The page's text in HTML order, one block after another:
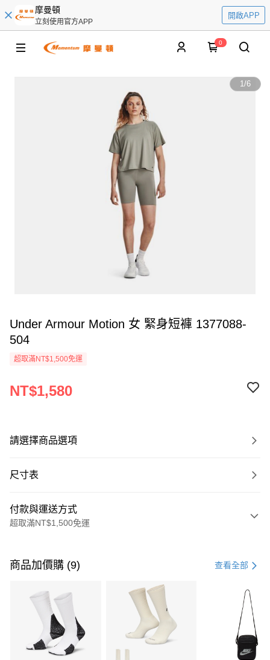
摩曼頓
立刻使用官方APP
開啟APP
0
1/6
Under Armour Motion 女 緊身短褲 1377088-
504
超取滿NT$1,500免運
NT$1,580
請選擇商品選項
尺寸表
付款與運送方式
超取滿NT$1,500免運
信用卡一次付款
3 期 0 利率 每期 21家銀行
合作金庫商業銀行
第一商業銀行
華南商業銀行
彰化商業銀行
上海商業儲蓄銀行
Apple Pay
商品加價購 (9) 查看全部